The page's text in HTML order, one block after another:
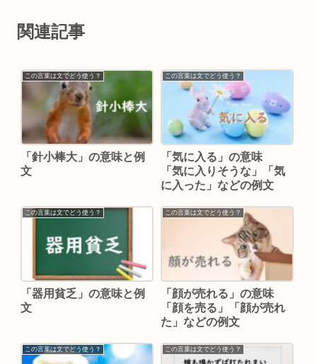
関連記事
この言葉は文でどう使う？
「針小棒大」の意味と例
文
この言葉は文でどう使う？
「気に入る」の意味
「気に入りそうな」「気
に入った」などの例文
この言葉は文でどう使う？
「器用貧乏」の意味と例
文
この言葉は文でどう使う？
「顔が売れる」の意味
「顔を売る」「顔が売れ
た」などの例文
この言葉は文でどう使う？ この言葉は文でどう使う？